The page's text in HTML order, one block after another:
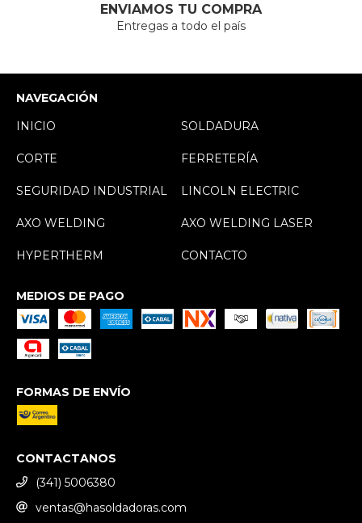
ENVIAMOS TU COMPRA
Entregas a todo el país
NAVEGACIÓN
INICIO
SOLDADURA
CORTE FERRETERÍA
SEGURIDAD INDUSTRIAL LINCOLN ELECTRIC
AXO WELDING AXO WELDING LASER
HYPERTHERM CONTACTO
MEDIOS DE PAGO
FORMAS DE ENVÍO
CONTACTANOS
(341) 5006380
ventas@hasoldadoras.com